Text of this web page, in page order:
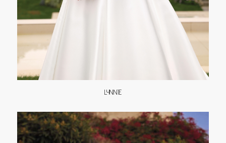
LYNNIE